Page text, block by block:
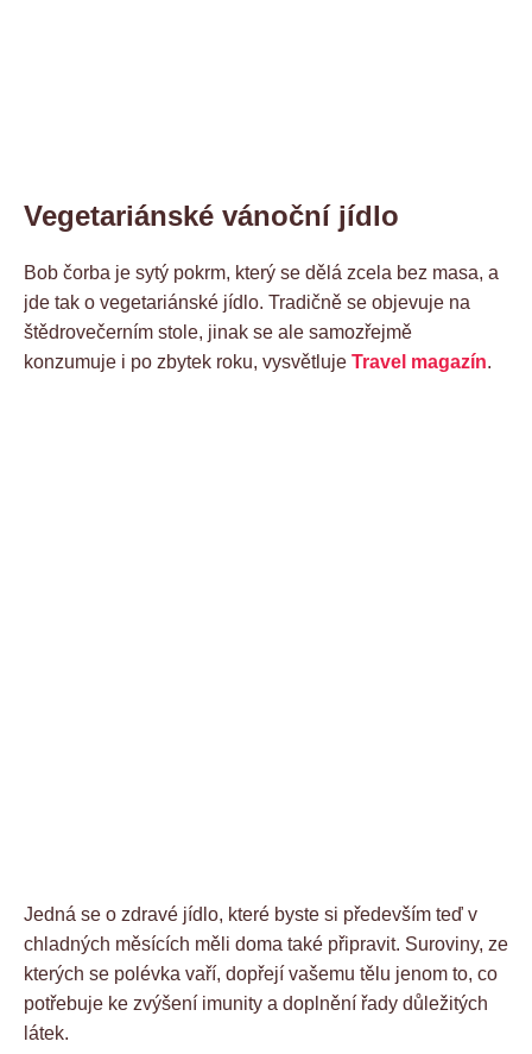
Vegetariánské vánoční jídlo
Bob čorba je sytý pokrm, který se dělá zcela bez masa, a
jde tak o vegetariánské jídlo. Tradičně se objevuje na
štědrovečerním stole, jinak se ale samozřejmě
konzumuje i po zbytek roku, vysvětluje Travel magazín.
Jedná se o zdravé jídlo, které byste si především teď v
chladných měsících měli doma také připravit. Suroviny, ze
kterých se polévka vaří, dopřejí vašemu tělu jenom to, co
potřebuje ke zvýšení imunity a doplnění řady důležitých
látek.